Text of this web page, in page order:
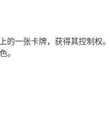
的一张卡牌，获得其控制权。
。